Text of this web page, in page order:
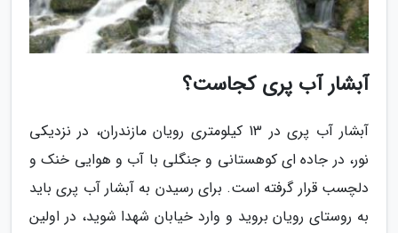
آبشار آب پری کجاست؟
آبشار آب پری در 13 کیلومتری رویان مازندران، در نزدیکی
نور، در جاده ای کوهستانی و جنگلی با آب و هوایی خنک و
دلچسب قرار گرفته است. برای رسیدن به آبشار آب پری باید
به روستای رویان بروید و وارد خیابان شهدا شوید، در اولین